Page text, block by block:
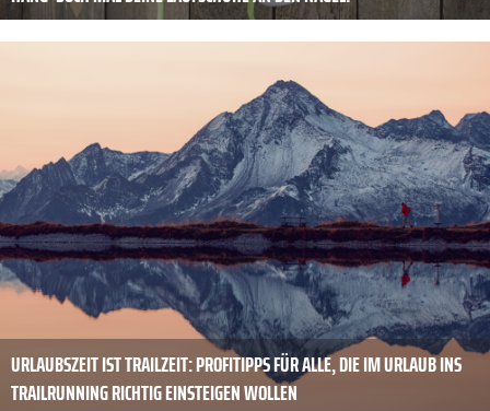
URLAUBSZEIT IST TRAILZEIT: PROFITIPPS FÜR ALLE, DIE IM URLAUB INS
TRAILRUNNING RICHTIG EINSTEIGEN WOLLEN